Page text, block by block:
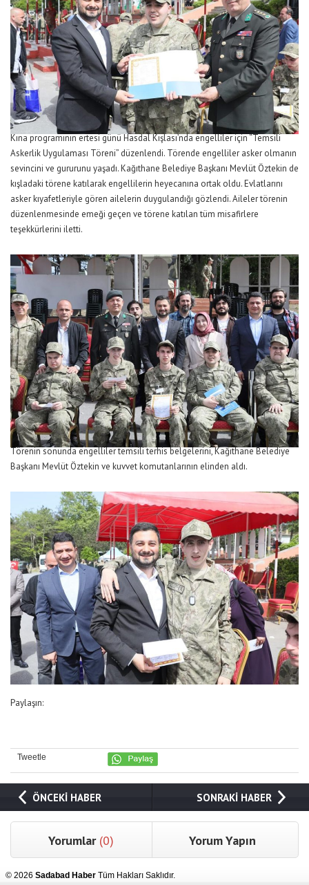
Kına programının ertesi günü Hasdal Kışlası’nda engelliler için “Temsili
Askerlik Uygulaması Töreni” düzenlendi. Törende engelliler asker olmanın
sevincini ve gururunu yaşadı. Kağıthane Belediye Başkanı Mevlüt Öztekin de
kışladaki törene katılarak engellilerin heyecanına ortak oldu. Evlatlarını
asker kıyafetleriyle gören ailelerin duygulandığı gözlendi. Aileler törenin
düzenlenmesinde emeği geçen ve törene katılan tüm misafirlere
teşekkürlerini iletti.
Törenin sonunda engelliler temsili terhis belgelerini, Kağıthane Belediye
Başkanı Mevlüt Öztekin ve kuvvet komutanlarının elinden aldı.
Paylaşın:
Tweetle
ÖNCEKİ HABER SONRAKİ HABER
Yorumlar (0) Yorum Yapın
© 2026 Sadabad Haber Tüm Hakları Saklıdır.